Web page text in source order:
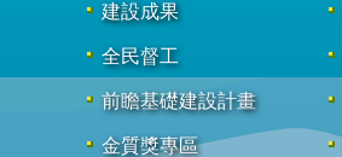
建設成果
全民督工
前瞻基礎建設計畫
金質獎專區